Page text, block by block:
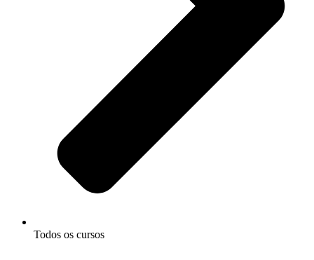
Todos os cursos